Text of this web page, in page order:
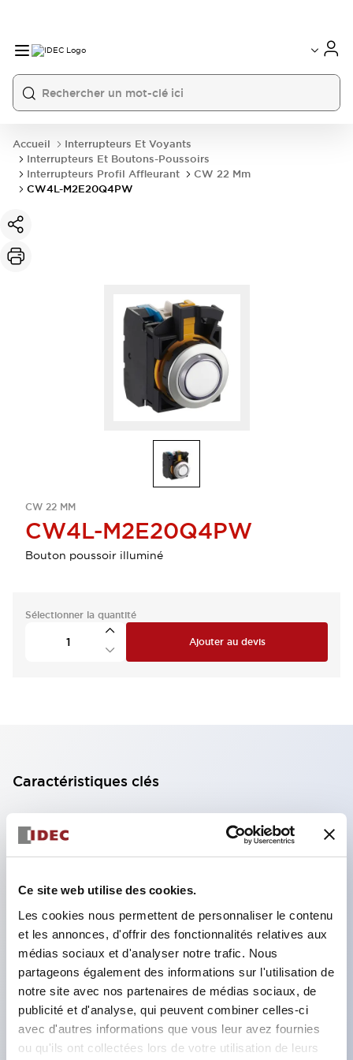
Ce site web utilise des cookies.
Les cookies nous permettent de personnaliser le contenu
et les annonces, d'offrir des fonctionnalités relatives aux
médias sociaux et d'analyser notre trafic. Nous
partageons également des informations sur l'utilisation de
notre site avec nos partenaires de médias sociaux, de
publicité et d'analyse, qui peuvent combiner celles-ci
avec d'autres informations que vous leur avez fournies
ou qu'ils ont collectées lors de votre utilisation de leurs
Accueil
Interrupteurs Et Voyants
Interrupteurs Et Boutons-Poussoirs
Interrupteurs Profil Affleurant
CW 22 Mm
CW4L-M2E20Q4PW
CW 22 MM
CW4L-M2E20Q4PW
Bouton poussoir illuminé
Sélectionner la quantité
Ajouter au devis
Caractéristiques clés
Bloc de contact à 2 étages avec 2 contacts,
permettant une configuration à 4 contacts
Profondeur du panneau de 39,9 mm (*bloc de
contact à 11 étages), 59,9 mm (*bloc de contact à
22 étages). Conception peu encombrante
Structure de sécurité de 3e génération :
déclenchement à 2 actions, garde intégrée,
structure de protection des doigts IP20.